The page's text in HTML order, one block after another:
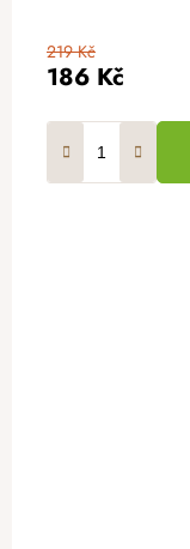
186 Kč
219 Kč